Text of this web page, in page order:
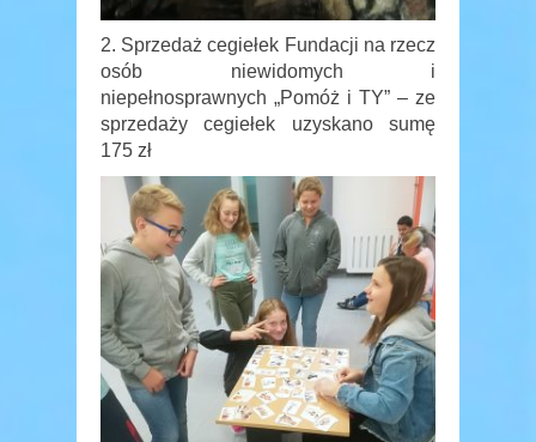
2. Sprzedaż cegiełek Fundacji na rzecz
osób niewidomych i
niepełnosprawnych „Pomóż i TY” – ze
sprzedaży cegiełek uzyskano sumę
175 zł